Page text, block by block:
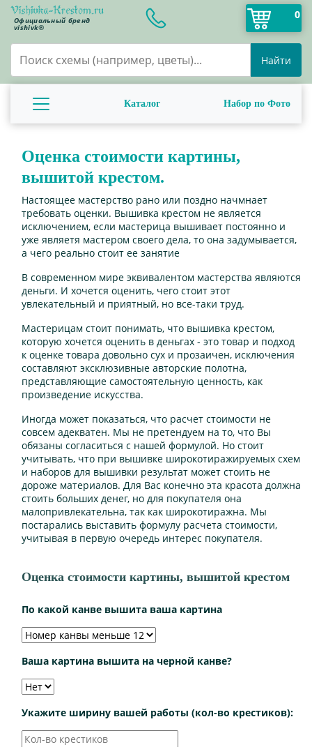
Официальный бренд
vishivk®
0
Найти
Каталог Набор по Фото
Оценка стоимости картины,
вышитой крестом.
Настоящее мастерство рано или поздно начмнает
требовать оценки. Вышивка крестом не является
исключением, если мастерица вышивает постоянно и
уже являетя мастером своего дела, то она задумывается,
а чего реально стоит ее занятие
В современном мире эквивалентом мастерства являются
деньги. И хочется оценить, чего стоит этот
увлекательный и приятный, но все-таки труд.
Мастерицам стоит понимать, что вышивка крестом,
которую хочется оценить в деньгах - это товар и подход
к оценке товара довольно сух и прозаичен, исключения
составляют эксклюзивные авторские полотна,
представляющие самостоятельную ценность, как
произведение искусства.
Иногда может показаться, что расчет стоимости не
совсем адекватен. Мы не претендуем на то, что Вы
обязаны согласиться с нашей формулой. Но стоит
учитывать, что при вышивке широкотиражируемых схем
и наборов для вышивки результат может стоить не
дороже материалов. Для Вас конечно эта красота должна
стоить больших денег, но для покупателя она
малопривлекательна, так как широкотиражна. Мы
постарались выставить формулу расчета стоимости,
учитывая в первую очередь интерес покупателя.
Оценка стоимости картины, вышитой крестом
По какой канве вышита ваша картина
Ваша картина вышита на черной канве?
Укажите ширину вашей работы (кол-во крестиков):